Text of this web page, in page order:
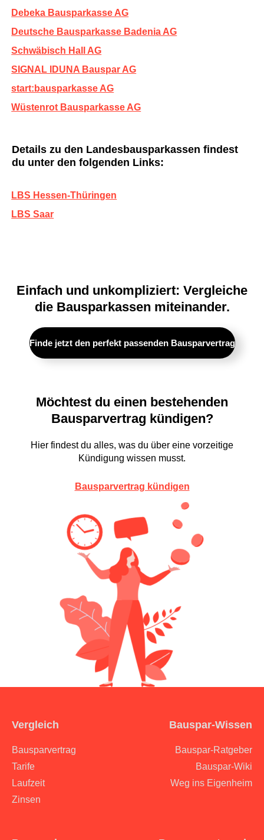
Debeka Bausparkasse AG
Deutsche Bausparkasse Badenia AG
Schwäbisch Hall AG
SIGNAL IDUNA Bauspar AG
start:bausparkasse AG
Wüstenrot Bausparkasse AG
Details zu den Landesbausparkassen findest
du unter den folgenden Links:
LBS Hessen-Thüringen
LBS Saar
Einfach und unkompliziert: Vergleiche
die Bausparkassen miteinander.
Finde jetzt den perfekt passenden Bausparvertrag
Möchtest du einen bestehenden
Bausparvertrag kündigen?
Hier findest du alles, was du über eine vorzeitige
Kündigung wissen musst.
Bausparvertrag kündigen
Vergleich
Bausparvertrag
Tarife
Laufzeit
Zinsen
Bauspar-Wissen
Bauspar-Ratgeber
Bauspar-Wiki
Weg ins Eigenheim